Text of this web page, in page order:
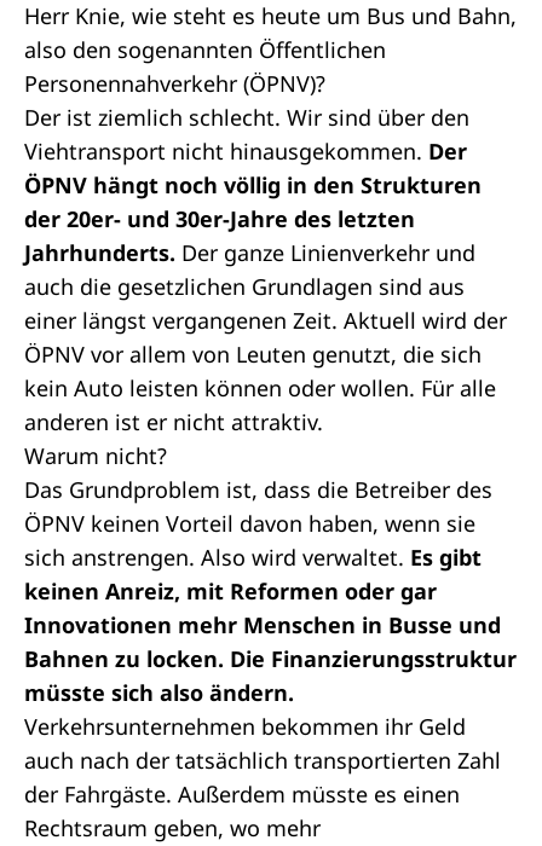
Herr Knie, wie steht es heute um Bus und Bahn,
also den sogenannten Öffentlichen
Personennahverkehr (ÖPNV)?
Der ist ziemlich schlecht. Wir sind über den
Viehtransport nicht hinausgekommen. Der
ÖPNV hängt noch völlig in den Strukturen
der 20er- und 30er-Jahre des letzten
Jahrhunderts. Der ganze Linienverkehr und
auch die gesetzlichen Grundlagen sind aus
einer längst vergangenen Zeit. Aktuell wird der
ÖPNV vor allem von Leuten genutzt, die sich
kein Auto leisten können oder wollen. Für alle
anderen ist er nicht attraktiv.
Warum nicht?
Das Grundproblem ist, dass die Betreiber des
ÖPNV keinen Vorteil davon haben, wenn sie
sich anstrengen. Also wird verwaltet. Es gibt
keinen Anreiz, mit Reformen oder gar
Innovationen mehr Menschen in Busse und
Bahnen zu locken. Die Finanzierungsstruktur
müsste sich also ändern.
Verkehrsunternehmen bekommen ihr Geld
auch nach der tatsächlich transportierten Zahl
der Fahrgäste. Außerdem müsste es einen
Rechtsraum geben, wo mehr